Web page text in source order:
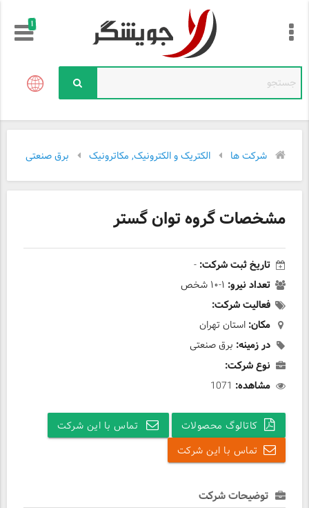
!
شرکت ها الکتریک و الکترونیک, مکاترونیک برق صنعتی
مشخصات گروه توان گستر
تاریخ ثبت شرکت: -
تعداد نیرو: ۱-۱۰ شخص
فعالیت شرکت:
مکان: استان تهران
در زمینه: برق صنعتی
نوع شرکت:
مشاهده: 1071
کاتالوگ محصولات
تماس با این شرکت
تماس با این شرکت
توضیحات شرکت